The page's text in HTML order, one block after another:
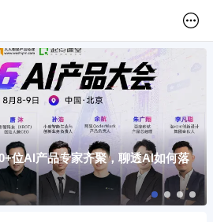
位AI产品专家齐聚，聊透AI如何落